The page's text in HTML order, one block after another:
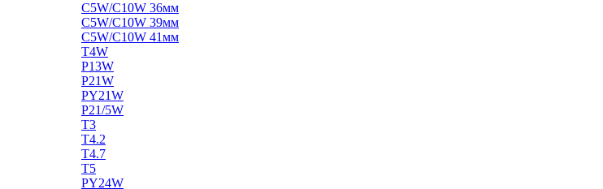
C5W/C10W 36мм
C5W/C10W 39мм
C5W/C10W 41мм
T4W
P13W
P21W
PY21W
P21/5W
T3
T4.2
T4.7
T5
PY24W